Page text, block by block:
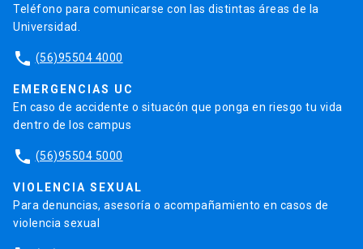
Teléfono para comunicarse con las distintas áreas de la
Universidad.
phone (56)95504 4000
EMERGENCIAS UC
En caso de accidente o situacón que ponga en riesgo tu vida
dentro de los campus
phone (56)95504 5000
VIOLENCIA SEXUAL
Para denuncias, asesoría o acompañamiento en casos de
violencia sexual